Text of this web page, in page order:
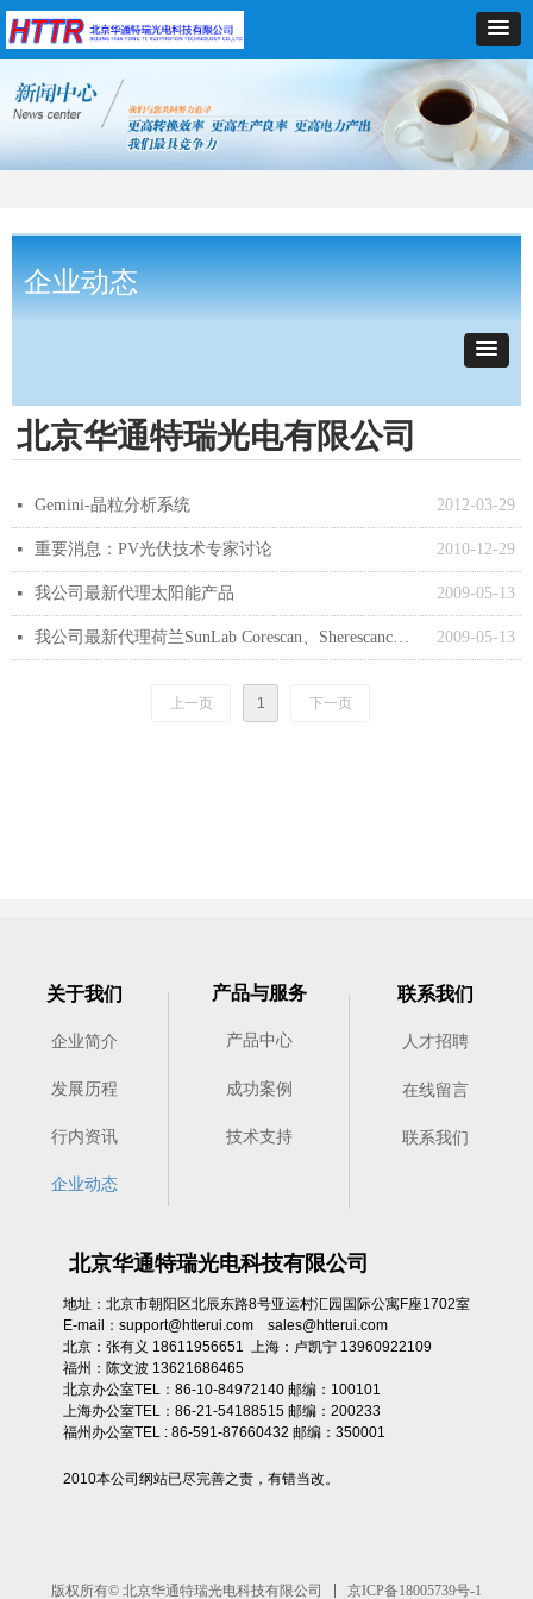
北京华通特瑞光电有限公司
2012-03-29
넷 Gemini-晶粒分析系统
2010-12-29
넷 重要消息：PV光伏技术专家讨论
2009-05-13
넷 我公司最新代理太阳能产品
2009-05-13
넷 我公司最新代理荷兰SunLab Corescan、Sherescanc测试系统。
上一页 1 下一页
企业动态
关于我们
企业简介
发展历程
行内资讯
企业动态
产品中心
成功案例
技术支持
产品与服务
人才招聘
在线留言
联系我们
联系我们
北京华通特瑞光电科技有限公司
地址：北京市朝阳区北辰东路8号亚运村汇园国际公寓F座1702室
E-mail：support@htterui.com sales@htterui.com
北京：张有义 18611956651 上海：卢凯宁 13960922109
福州：陈文波 13621686465
北京办公室TEL：86-10-84972140 邮编：100101
上海办公室TEL：86-21-54188515 邮编：200233
福州办公室TEL : 86-591-87660432 邮编：350001
2010本公司纲站已尽完善之责，有错当改。
版权所有© 北京华通特瑞光电科技有限公司 京ICP备18005739号-1